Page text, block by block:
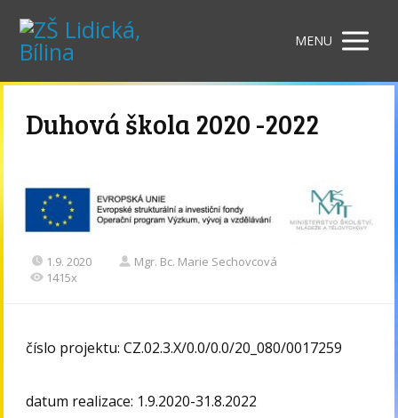
MENU
Duhová škola 2020 -2022
1.9. 2020
Mgr. Bc. Marie Sechovcová
1415x
číslo projektu: CZ.02.3.X/0.0/0.0/20_080/0017259
datum realizace: 1.9.2020-31.8.2022